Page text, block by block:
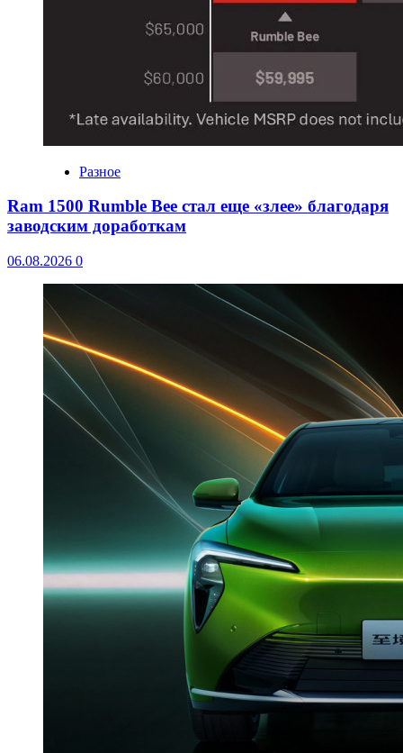
Разное
Ram 1500 Rumble Bee стал еще «злее» благодаря
заводским доработкам
06.08.2026 0